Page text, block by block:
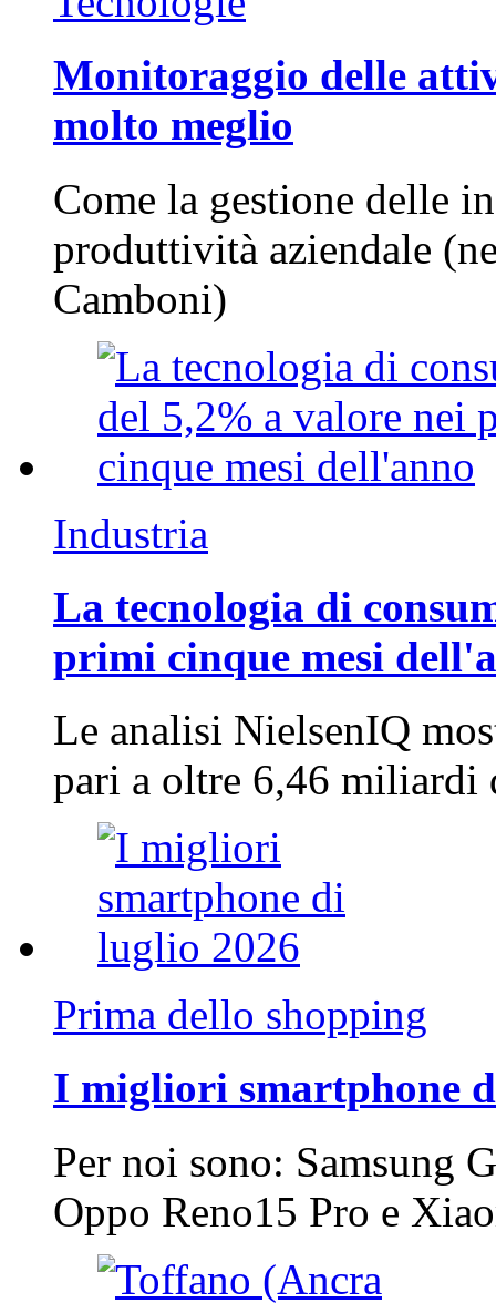
Monitoraggio delle
molto meglio
Come la gestione delle
produttività aziendale
Camboni)
Industria
La tecnologia di
primi cinque mesi
Le analisi NielsenIQ
pari a oltre 6,46
Prima dello shopping
I migliori smartphone
Per noi sono: Samsung
Oppo Reno15 Pro e